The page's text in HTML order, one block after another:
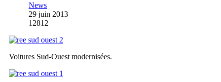
News
29 juin 2013
12812
Voitures Sud-Ouest modernisées.